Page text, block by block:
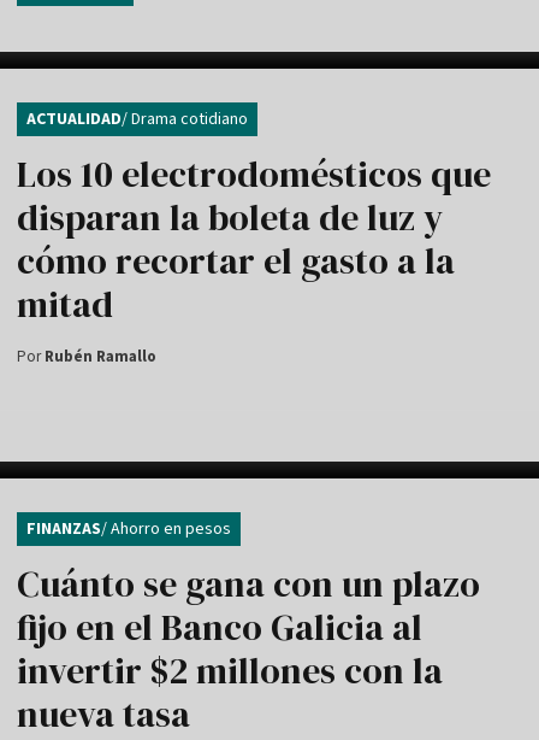
Los 10 electrodomésticos que
disparan la boleta de luz y
cómo recortar el gasto a la
mitad
ACTUALIDAD/ Drama cotidiano
PorRubén Ramallo
Cuánto se gana con un plazo
fijo en el Banco Galicia al
invertir $2 millones con la
nueva tasa
FINANZAS/ Ahorro en pesos